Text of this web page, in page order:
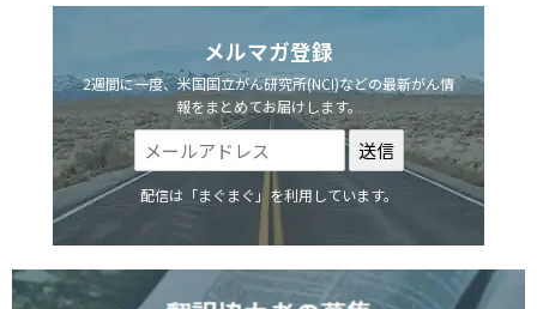
メルマガ登録
2週間に一度、米国国立がん研究所(NCI)などの最新がん情
報をまとめてお届けします。
配信は「まぐまぐ」を利用しています。